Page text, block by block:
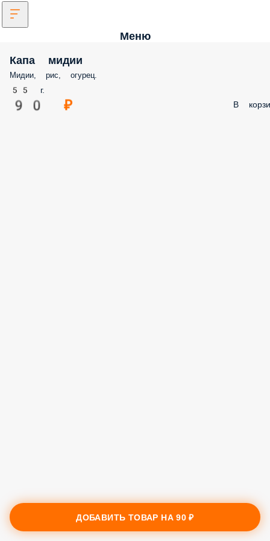
Меню
Капа мидии
Мидии, рис, огурец.
55 г.
90 ₽ В
ДОБАВИТЬ ТОВАР НА90 ₽